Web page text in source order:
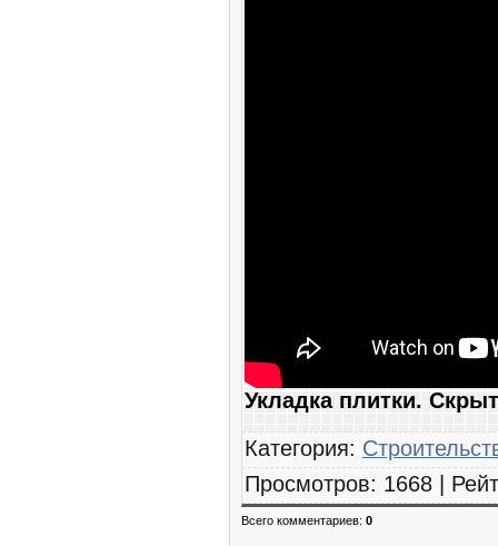
Укладка плитки.
Категория:
Просмотров: 1668 |
Всего комментариев: 0